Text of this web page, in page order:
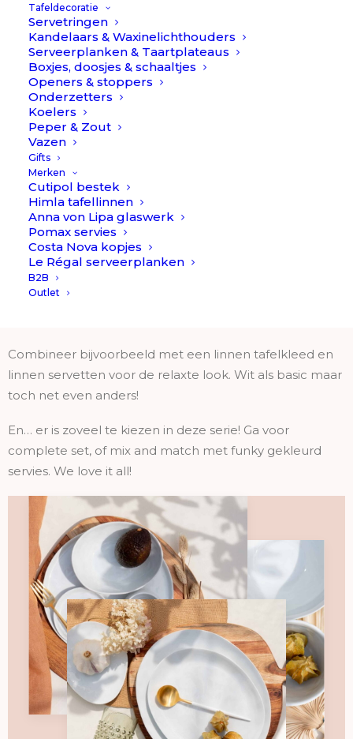
Tafeldecoratie
Servetringen
Kandelaars & Waxinelichthouders
Serveerplanken & Taartplateaus
Boxjes, doosjes & schaaltjes
Openers & stoppers
Onderzetters
Koelers
Peper & Zout
Vazen
Gifts
Merken
Cutipol bestek
Himla tafellinnen
Anna von Lipa glaswerk
Pomax servies
Costa Nova kopjes
Le Régal serveerplanken
B2B
Outlet
BESCHRIJVING EXTRA INFORMATIE
REVIEWS
Porcelino // Pomax
Porcelino // Pomax is een te gekke servies collectie van
het Belgische merk Pomax.
Design van dit servies is “imperfect”. De randen van het
servies zijn dus niet strak en daarmee creëer je een
nonchalant look op tafel. Ook heeft het servies wat
effect in het bord of kom, waardoor het een spannend
Combineer bijvoorbeeld met een linnen tafelkleed en
linnen servetten voor de relaxte look. Wit als basic maar
toch net even anders!
En… er is zoveel te kiezen in deze serie! Ga voor
complete set, of mix and match met funky gekleurd
servies. We love it all!